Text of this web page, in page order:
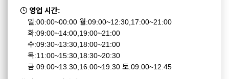
영업 시간:
일:00:00~00:00 월:09:00~12:30,17:00~21:00
화:09:00~14:00,19:00~21:00
수:09:30~13:30,18:00~21:00
목:11:00~15:30,18:30~20:30
금:09:00~13:30,16:00~19:30 토:09:00~12:45